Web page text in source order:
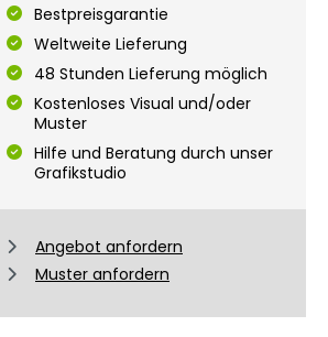
Bestpreisgarantie
Weltweite Lieferung
48 Stunden Lieferung möglich
Kostenloses Visual und/oder
Muster
Hilfe und Beratung durch unser
Grafikstudio
Angebot anfordern
Muster anfordern